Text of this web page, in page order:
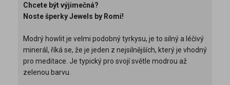
Chcete být výjimečná?
Noste šperky Jewels by Romi!
Modrý howlit je velmi podobný tyrkysu, je to silný a léčivý
minerál, říká se, že je jeden z nejsilnějších, který je vhodný
pro meditace. Je typický pro svojí světle modrou až
zelenou barvu.